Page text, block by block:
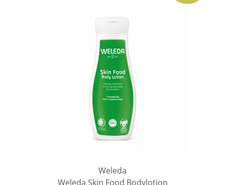
Weleda
Weleda Skin Food Bodylotion